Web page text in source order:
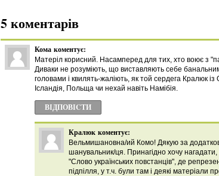
5 коментарів
Кома коментує:
Матеріл корисний. Насамперед для тих, хто воює з
Диваки не розуміють, що виставляють себе
головами і квилять-жаліють, як той сердега Кралюк
Ісландія, Польща чи нехай навіть Намібія.
ВІДПОВІCТИ
Кралюк коментує:
Вельмишановна/ий Комо! Дякую за
шанувальник/ця. Принагідно хочу
"Слово українських повстанців", де
підпілля, у т.ч. були там і деякі матеріали